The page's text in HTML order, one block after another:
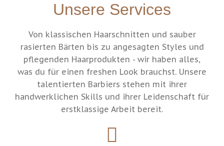
Unsere Services
Von klassischen Haarschnitten und sauber
rasierten Bärten bis zu angesagten Styles und
pflegenden Haarprodukten - wir haben alles,
was du für einen freshen Look brauchst. Unsere
talentierten Barbiers stehen mit ihrer
handwerklichen Skills und ihrer Leidenschaft für
erstklassige Arbeit bereit.